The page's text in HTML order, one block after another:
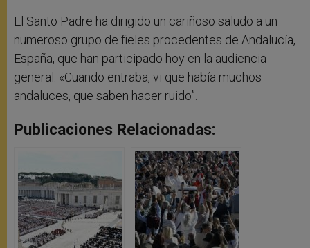
El Santo Padre ha dirigido un cariñoso saludo a un
numeroso grupo de fieles procedentes de Andalucía,
España, que han participado hoy en la audiencia
general: «Cuando entraba, vi que había muchos
andaluces, que saben hacer ruido”.
Publicaciones Relacionadas: